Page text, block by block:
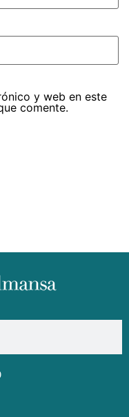
y web en este
comente.